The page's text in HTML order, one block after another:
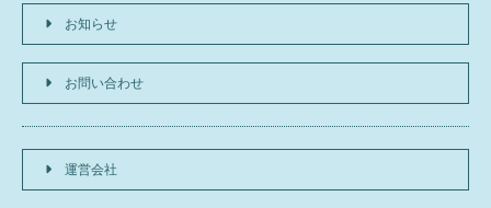
お知らせ
お問い合わせ
運営会社